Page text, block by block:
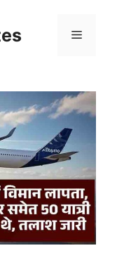
Menu